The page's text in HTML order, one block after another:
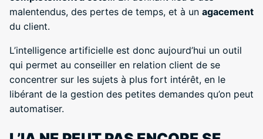
malentendus, des pertes de temps, et à un agacement
du client.
L’intelligence artificielle est donc aujourd’hui un outil
qui permet au conseiller en relation client de se
concentrer sur les sujets à plus fort intérêt, en le
libérant de la gestion des petites demandes qu’on peut
automatiser.